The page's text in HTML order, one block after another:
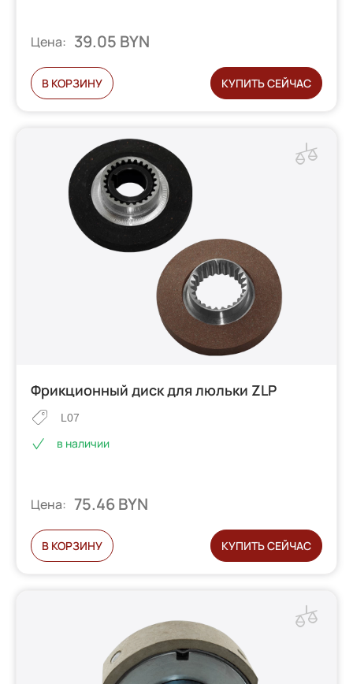
Цена: 39.05 BYN
В КОРЗИНУ КУПИТЬ СЕЙЧАС
Фрикционный диск для люльки ZLP
L07
в наличии
Цена: 75.46 BYN
В КОРЗИНУ КУПИТЬ СЕЙЧАС